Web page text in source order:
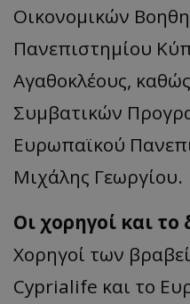
Οικονομικών
Πανεπιστημίου
Αγαθοκλέους,
Συμβατικών
Ευρωπαϊκού
Μιχάλης Γεωργίου.
Οι χορηγοί και
Χορηγοί των
Cyprialife και το